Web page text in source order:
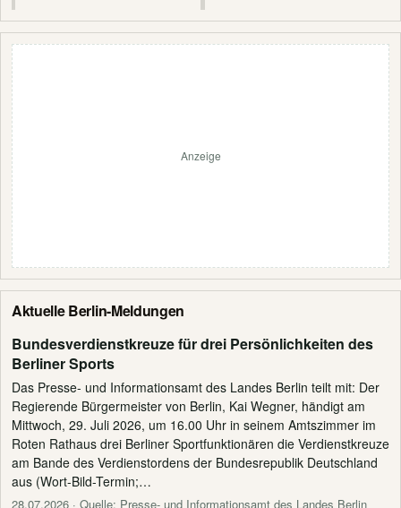
Anzeige
Aktuelle Berlin-Meldungen
Bundesverdienstkreuze für drei Persönlichkeiten des
Berliner Sports
Das Presse- und Informationsamt des Landes Berlin teilt mit: Der
Regierende Bürgermeister von Berlin, Kai Wegner, händigt am
Mittwoch, 29. Juli 2026, um 16.00 Uhr in seinem Amtszimmer im
Roten Rathaus drei Berliner Sportfunktionären die Verdienstkreuze
am Bande des Verdienstordens der Bundesrepublik Deutschland
aus (Wort-Bild-Termin;…
28.07.2026 · Quelle: Presse- und Informationsamt des Landes Berlin